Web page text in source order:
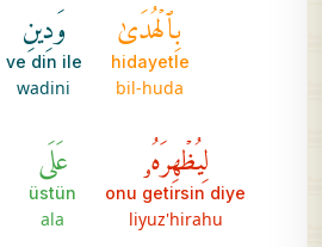
بِٱلۡهُدَىٰ
hidayetle
bil-huda
وَدِينِ
ve din ile
wadini
لِيُظۡهِرَهُۥ
onu getirsin diye
liyuz'hirahu
عَلَى
üstün
ala